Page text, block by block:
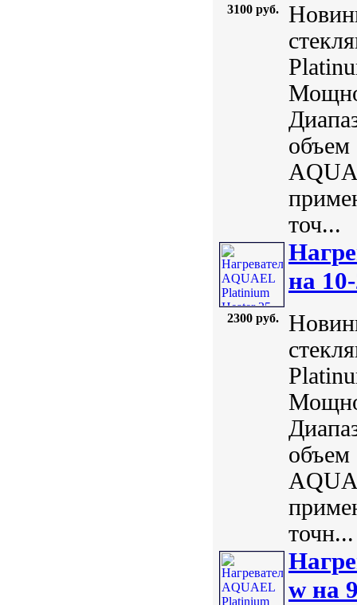
3100 руб.
объем
точ...
2300 руб.
на
объем
точн...
w на